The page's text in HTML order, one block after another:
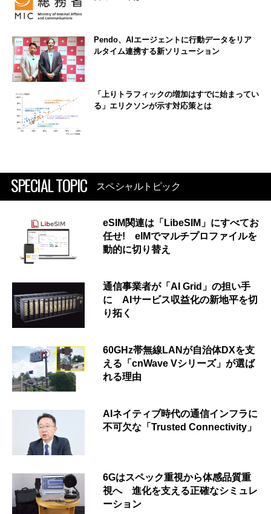
Pendo、AIエージェントに行動データをリア
ルタイム連携する新ソリューション
「上りトラフィックの増加はすでに始まってい
る」エリクソンが示す対応策とは
SPECIAL TOPIC スペシャルトピック
eSIM関連は「LibeSIM」にすべてお
任せ! eIMでマルチプロファイルを
動的に切り替え
通信事業者が「AI Grid」の担い手
に AIサービス収益化の新地平を切
り拓く
60GHz帯無線LANが自治体DXを支
える「cnWave Vシリーズ」が選ば
れる理由
AIネイティブ時代の通信インフラに
不可欠な「Trusted Connectivity」
6Gはスペック重視から体感品質重
視へ 進化を支える正確なシミュレ
ーション